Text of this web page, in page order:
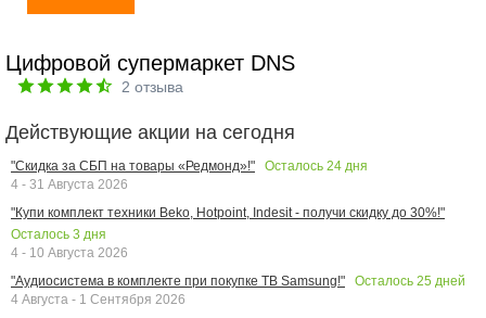
Цифровой супермаркет DNS
2 отзыва
Действующие акции на сегодня
"Скидка за СБП на товары «Редмонд»!" Осталось 24 дня
4 - 31 Августа 2026
"Купи комплект техники Beko, Hotpoint, Indesit - получи скидку до 30%!"
Осталось 3 дня
4 - 10 Августа 2026
"Аудиосистема в комплекте при покупке ТВ Samsung!"
Осталось 25 дней
4 Августа - 1 Сентября 2026